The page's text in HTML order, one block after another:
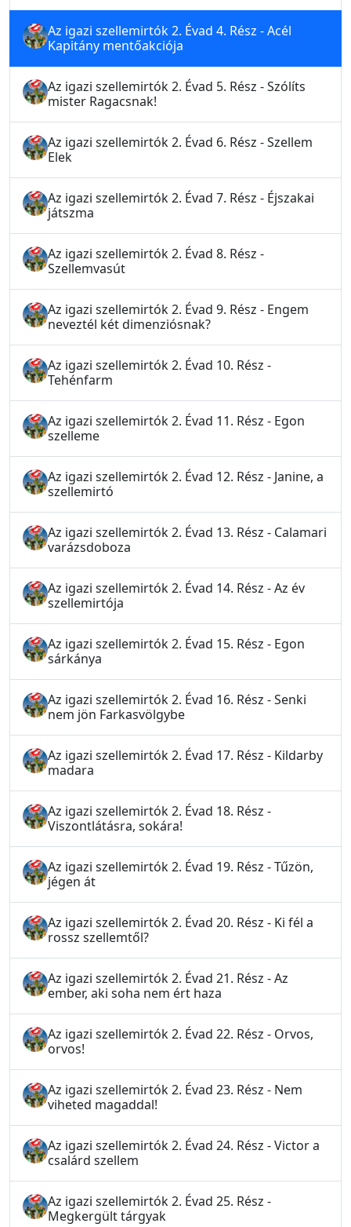
Az igazi szellemirtók 2. Évad 4. Rész - Acél
Kapitány mentőakciója
Az igazi szellemirtók 2. Évad 5. Rész - Szólíts
mister Ragacsnak!
Az igazi szellemirtók 2. Évad 6. Rész - Szellem
Elek
Az igazi szellemirtók 2. Évad 7. Rész - Éjszakai
játszma
Az igazi szellemirtók 2. Évad 8. Rész -
Szellemvasút
Az igazi szellemirtók 2. Évad 9. Rész - Engem
neveztél két dimenziósnak?
Az igazi szellemirtók 2. Évad 10. Rész -
Tehénfarm
Az igazi szellemirtók 2. Évad 11. Rész - Egon
szelleme
Az igazi szellemirtók 2. Évad 12. Rész - Janine, a
szellemirtó
Az igazi szellemirtók 2. Évad 13. Rész - Calamari
varázsdoboza
Az igazi szellemirtók 2. Évad 14. Rész - Az év
szellemirtója
Az igazi szellemirtók 2. Évad 15. Rész - Egon
sárkánya
Az igazi szellemirtók 2. Évad 16. Rész - Senki
nem jön Farkasvölgybe
Az igazi szellemirtók 2. Évad 17. Rész - Kildarby
madara
Az igazi szellemirtók 2. Évad 18. Rész -
Viszontlátásra, sokára!
Az igazi szellemirtók 2. Évad 19. Rész - Tűzön,
jégen át
Az igazi szellemirtók 2. Évad 20. Rész - Ki fél a
rossz szellemtől?
Az igazi szellemirtók 2. Évad 21. Rész - Az
ember, aki soha nem ért haza
Az igazi szellemirtók 2. Évad 22. Rész - Orvos,
orvos!
Az igazi szellemirtók 2. Évad 23. Rész - Nem
viheted magaddal!
Az igazi szellemirtók 2. Évad 24. Rész - Victor a
csalárd szellem
Az igazi szellemirtók 2. Évad 25. Rész -
Megkergült tárgyak